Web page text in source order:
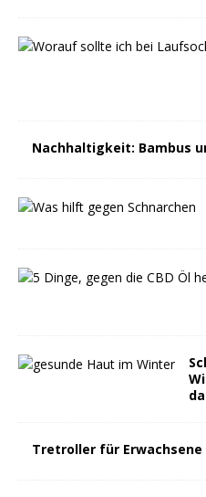
Nachhaltigkeit: Bambus
Tretroller für Erwachsene